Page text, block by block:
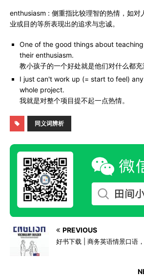
enthusiasm : 侧重指比较理智的热情，如对
业或目的等所表现出的追求与忠诚。
One of the good things about
their enthusiasm.
教小孩子的一个好处就是他们对什么都充
I just can't work up (= start to feel)
whole project.
我就是对整个项目提不起一点热情。
同义词辨析
PREVIOUS
好书下载 | 商务英语情景口语